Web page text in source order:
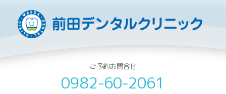
ご予約お問合せ
0982-60-2061